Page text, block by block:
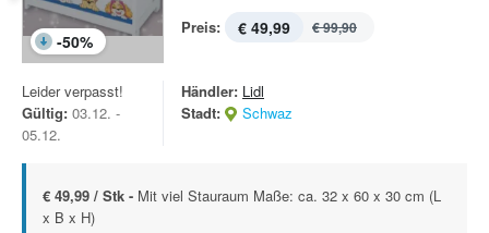
-50%
Preis: € 49,99 € 99,90
Leider verpasst!
Gültig: 03.12. -
05.12.
Händler: Lidl
Stadt:
Schwaz
€ 49,99 / Stk - Mit viel Stauraum Maße: ca. 32 x 60 x 30 cm (L
x B x H)